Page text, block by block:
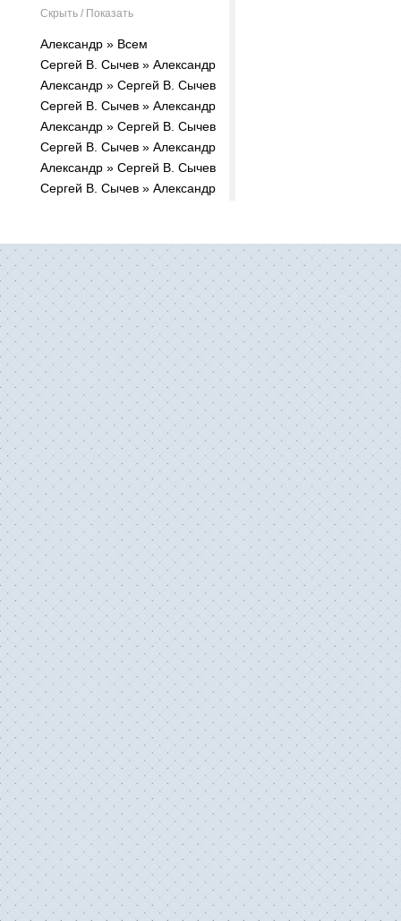
Скрыть / Показать
Александр » Всем
Сергей В. Сычев » Александр
Александр » Сергей В. Сычев
Сергей В. Сычев » Александр
Александр » Сергей В. Сычев
Сергей В. Сычев » Александр
Александр » Сергей В. Сычев
Сергей В. Сычев » Александр